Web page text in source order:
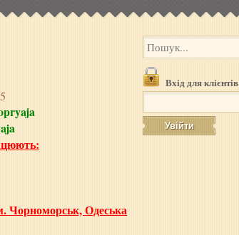
Чорноморськ, Одеська
Вхід для клієнтів